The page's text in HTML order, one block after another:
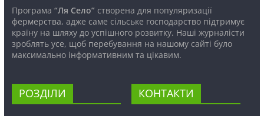
Програма “Ля Село”створена для популяризації
фермерства, адже саме сільське господарство підтримує
країну на шляху до успішного розвитку. Наші журналісти
зроблять усе, щоб перебування на нашому сайті було
максимально інформативним та цікавим.
РОЗДІЛИ КОНТАКТИ